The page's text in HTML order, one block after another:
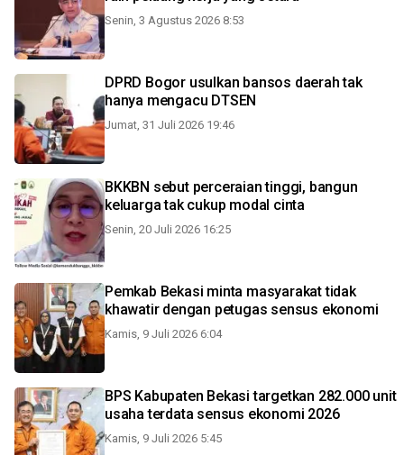
Senin, 3 Agustus 2026 8:53
DPRD Bogor usulkan bansos daerah tak
hanya mengacu DTSEN
Jumat, 31 Juli 2026 19:46
BKKBN sebut perceraian tinggi, bangun
keluarga tak cukup modal cinta
Senin, 20 Juli 2026 16:25
Pemkab Bekasi minta masyarakat tidak
khawatir dengan petugas sensus ekonomi
Kamis, 9 Juli 2026 6:04
BPS Kabupaten Bekasi targetkan 282.000 unit
usaha terdata sensus ekonomi 2026
Kamis, 9 Juli 2026 5:45